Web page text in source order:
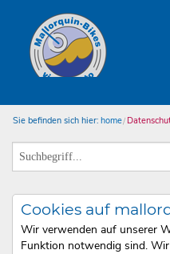
Sie befinden sich hier: home
Cookies auf
Wir verwenden auf unserer
Funktion notwendig sind.